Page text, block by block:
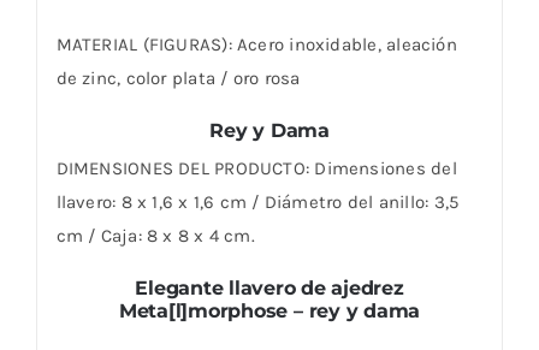
MATERIAL (FIGURAS): Acero inoxidable, aleación
de zinc, color plata / oro rosa
Rey y Dama
DIMENSIONES DEL PRODUCTO: Dimensiones del
llavero: 8 x 1,6 x 1,6 cm / Diámetro del anillo: 3,5
cm / Caja: 8 x 8 x 4 cm.
Elegante llavero de ajedrez
Meta[l]morphose – rey y dama